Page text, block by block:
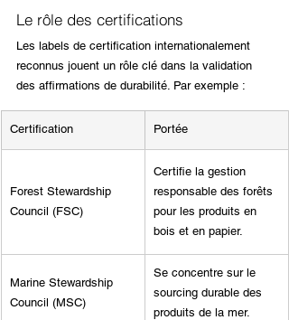
Le rôle des certifications
Les labels de certification internationalement
reconnus jouent un rôle clé dans la validation
des affirmations de durabilité. Par exemple :
Certification Portée
Forest Stewardship
Council (FSC)
Certifie la gestion
responsable des forêts
pour les produits en
bois et en papier.
Marine Stewardship
Council (MSC)
Se concentre sur le
sourcing durable des
produits de la mer.